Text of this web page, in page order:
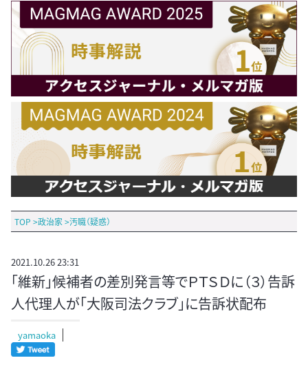
TOP >政治家 >汚職（疑惑）
2021.10.26 23:31
「維新」候補者の差別発言等でＰＴＳＤに（３）告訴
人代理人が「大阪司法クラブ」に告訴状配布
yamaoka